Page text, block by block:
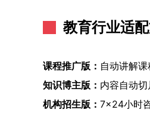
教育行业适配
课程推广版： 自动讲解
知识博主版： 内容自动
机构招生版： 7×24小时